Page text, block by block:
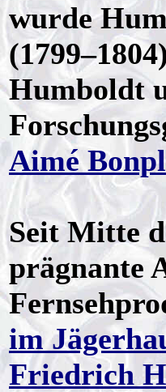
wurde
Humboldt
Aimé
Seit Mitte
prägnante
im
Friedrich